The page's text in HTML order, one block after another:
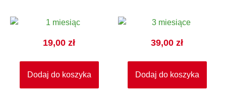
19,00 zł
Dodaj do koszyka
39,00 zł
Dodaj do koszyka